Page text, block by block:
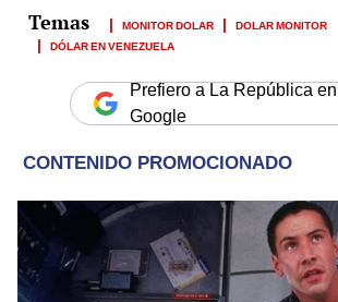
MONITOR DOLAR
DOLAR MONITOR
DÓLAR EN VENEZUELA
Prefiero a La República en
Google